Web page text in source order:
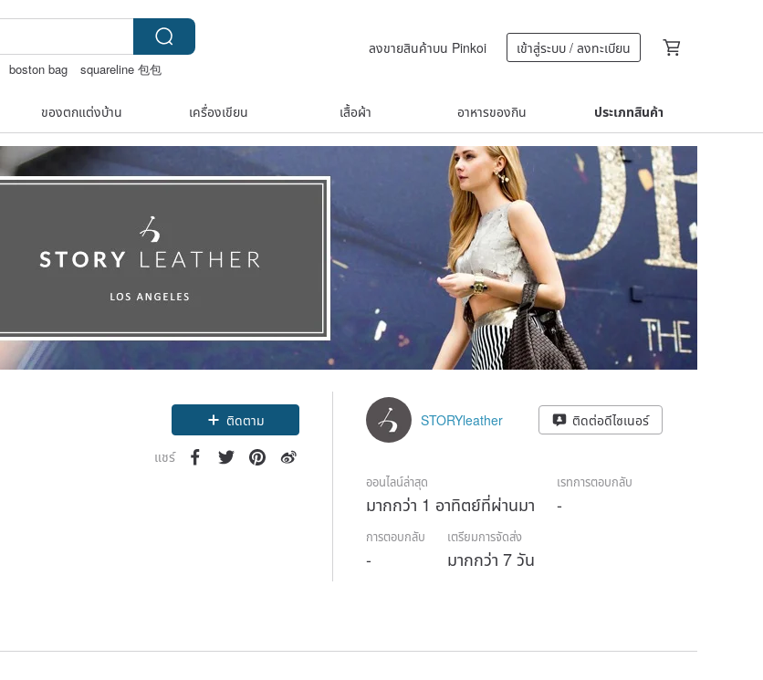
boston bag
squareline 包包
ลงขายสินค้าบน Pinkoi เข้าสู่ระบบ / ลงทะเบียน
ของตกแต่งบ้าน เครื่องเขียน เสื้อผ้า อาหารของกิน ประเภทสินค้า
ติดตาม
แชร์
STORYleather ติดต่อดีไซเนอร์
ออนไลน์ล่าสุด
มากกว่า 1 อาทิตย์ที่ผ่านมา
เรทการตอบกลับ
-
การตอบกลับ
-
เตรียมการจัดส่ง
มากกว่า 7 วัน